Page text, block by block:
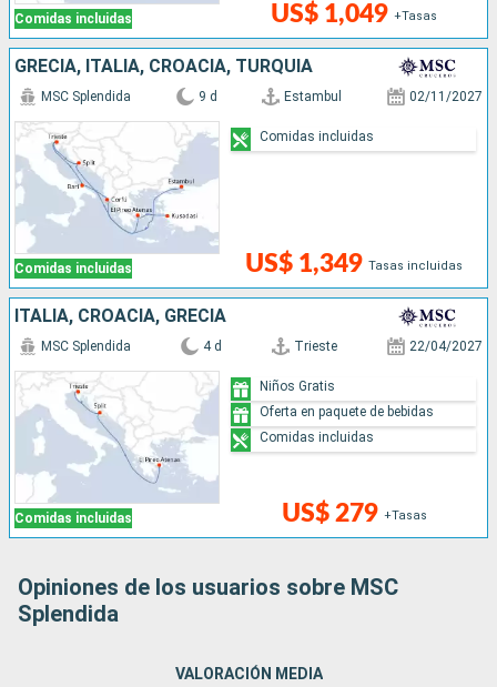
Comidas incluidas US$ 1,049 +Tasas
GRECIA, ITALIA, CROACIA, TURQUÍA
Comidas incluidas
MSC Splendida 9 d Estambul 02/11/2027
US$ 1,349 Tasas incluidas
Comidas incluidas
ITALIA, CROACIA, GRECIA
Comidas incluidas
MSC Splendida 4 d Trieste 22/04/2027
US$ 279 +Tasas
Niños Gratis
Oferta en paquete de bebidas
Comidas incluidas
Opiniones de los usuarios sobre MSC
Splendida
VALORACIÓN MEDIA